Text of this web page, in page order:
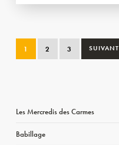
1 2 3 SUIVANT
Les Mercredis des Carmes
Babillage